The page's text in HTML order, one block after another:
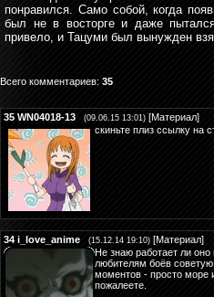
понравился. Само собой, когда
был не в восторге и даже
привело, и Тацуми был вынужден
Всего комментариев: 35
35 WN04018-13 (09.06.15 13:01) [Материал]
скиньте плиз ссылку на
34 i_love_anime (15.12.14 19:10) [Материал]
Не знаю работает ли оно
любителям боёв
моментов - просто море
пожалеете.